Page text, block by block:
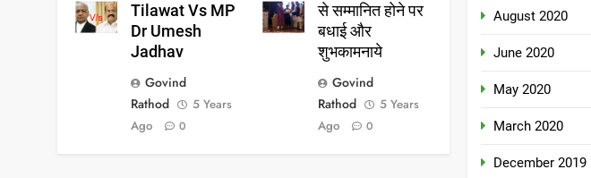
Tilawat Vs MP
Dr Umesh
Jadhav
Govind
Rathod
5 Years
Ago
0
से सम्मानित होने पर
बधाई और
शुभकामनाये
Govind
Rathod
5 Years
Ago
0
August 2020
June 2020
May 2020
March 2020
December 2019